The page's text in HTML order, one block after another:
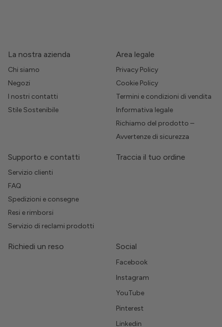
La nostra azienda
Chi siamo
Negozi
I nostri contatti
Stile Sostenibile
Area legale
Privacy Policy
Cookie Policy
Termini e condizioni di vendita
Informativa legale
Richiamo del prodotto –
Avvertenze di sicurezza
Supporto e contatti
Servizio clienti
FAQ
Spedizioni e consegne
Resi e rimborsi
Servizio di reclami prodotti
Traccia il tuo ordine
Richiedi un reso Social
Facebook
Instagram
YouTube
Pinterest
Linkedin